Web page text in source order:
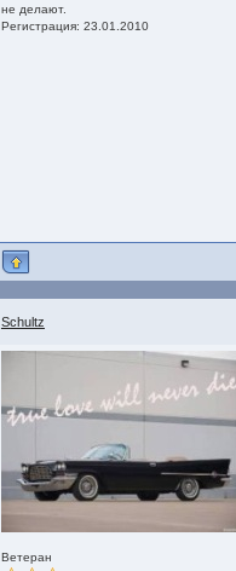
не делают.
Регистрация: 23.01.2010
Schultz
Ветеран